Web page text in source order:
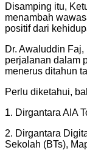
Disamping itu,
menambah
positif dari
Dr. Awaluddin
perjalanan dalam
menerus ditahun
Perlu diketahui,
1. Dirgantara AIA
2. ⁠Dirgantara
Sekolah (BTs),